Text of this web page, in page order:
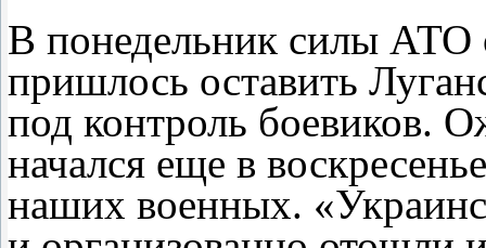
В понедельник силы АТО
пришлось оставить
под контроль боевиков.
начался еще в
наших военных.